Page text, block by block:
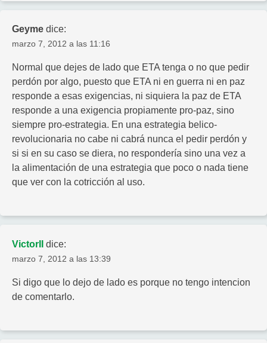
Geyme dice:
marzo 7, 2012 a las 11:16
Normal que dejes de lado que ETA tenga o no que pedir
perdón por algo, puesto que ETA ni en guerra ni en paz
responde a esas exigencias, ni siquiera la paz de ETA
responde a una exigencia propiamente pro-paz, sino
siempre pro-estrategia. En una estrategia belico-
revolucionaria no cabe ni cabrá nunca el pedir perdón y
si si en su caso se diera, no respondería sino una vez a
la alimentación de una estrategia que poco o nada tiene
que ver con la cotricción al uso.
VictorII dice:
marzo 7, 2012 a las 13:39
Si digo que lo dejo de lado es porque no tengo intencion
de comentarlo.